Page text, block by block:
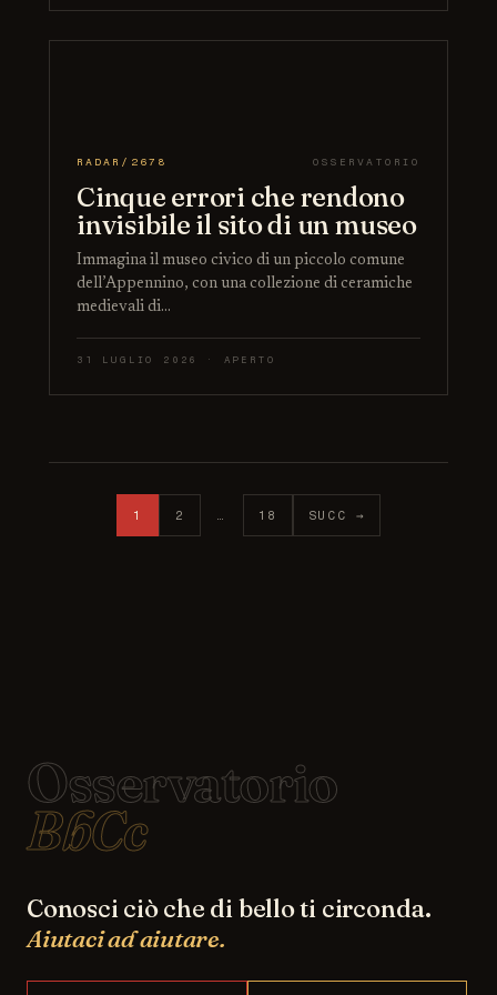
RADAR/2678 OSSERVATORIO
Cinque errori che rendono
invisibile il sito di un museo
Immagina il museo civico di un piccolo comune
dell’Appennino, con una collezione di ceramiche
medievali di…
31 LUGLIO 2026 · APERTO
Paginazione degli articoli
1 2 18 SUCC →
Osservatorio
BbCc
Conosci ciò che di bello ti circonda.
Aiutaci ad aiutare.